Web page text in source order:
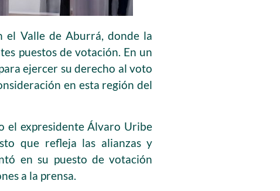
Valle de Aburrá, donde la
puestos de votación. En un
ejercer su derecho al voto
en esta región del
el expresidente Álvaro Uribe
que refleja las alianzas y
en su puesto de votación
a la prensa.